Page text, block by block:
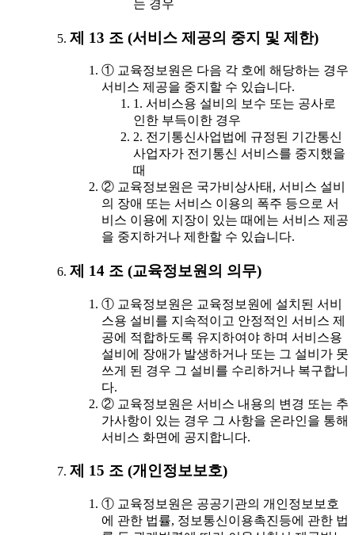
는 경우
제 13 조 (서비스 제공의 중지 및 제한)
① 교육정보원은 다음 각 호에 해당하는 경우
서비스 제공을 중지할 수 있습니다.
1. 서비스용 설비의 보수 또는 공사로
인한 부득이한 경우
2. 전기통신사업법에 규정된 기간통신
사업자가 전기통신 서비스를 중지했을
때
② 교육정보원은 국가비상사태, 서비스 설비
의 장애 또는 서비스 이용의 폭주 등으로 서
비스 이용에 지장이 있는 때에는 서비스 제공
을 중지하거나 제한할 수 있습니다.
제 14 조 (교육정보원의 의무)
① 교육정보원은 교육정보원에 설치된 서비
스용 설비를 지속적이고 안정적인 서비스 제
공에 적합하도록 유지하여야 하며 서비스용
설비에 장애가 발생하거나 또는 그 설비가 못
쓰게 된 경우 그 설비를 수리하거나 복구합니
다.
② 교육정보원은 서비스 내용의 변경 또는 추
가사항이 있는 경우 그 사항을 온라인을 통해
서비스 화면에 공지합니다.
제 15 조 (개인정보보호)
① 교육정보원은 공공기관의 개인정보보호
에 관한 법률, 정보통신이용촉진등에 관한 법